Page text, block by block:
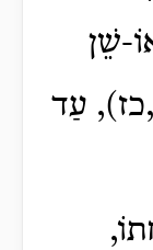
שֵׁן
עַד